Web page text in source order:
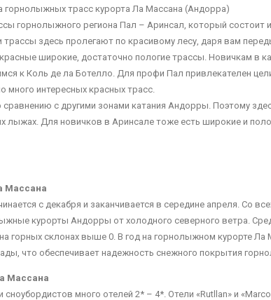
горнолыжных трасс курорта Ла Массана (Андорра)
горнолыжного региона Пал – Аринсал, который состоит
здесь пролегают по красивому лесу, даря вам
широкие, достаточно пологие трассы. Новичкам в
к Коль де ла Ботелло. Для профи Пал привлекателен
много интересных красных трасс.
с другими зонами катания Андорры. Поэтому
Для новичков в Аринсале тоже есть широкие и
Массана
с декабря и заканчивается в середине апреля. Со
курорты Андорры от холодного северного ветра.
горных склонах выше 0. В год на горнолыжном курорте
что обеспечивает надежность снежного покрытия
Массана
много отелей 2* – 4*. Отели «Rutllan» и